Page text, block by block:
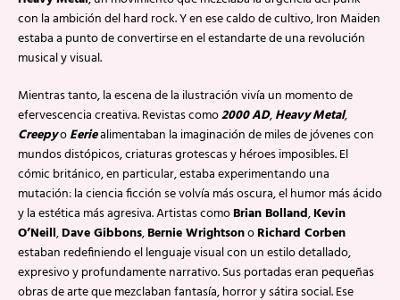
con la ambición del hard rock. Y en ese caldo de cultivo, Iron Maiden
estaba a punto de convertirse en el estandarte de una revolución
musical y visual.
Mientras tanto, la escena de la ilustración vivía un momento de
efervescencia creativa. Revistas como2000 AD,Heavy Metal,
CreepyoEeriealimentaban la imaginación de miles de jóvenes con
mundos distópicos, criaturas grotescas y héroes imposibles. El
cómic británico, en particular, estaba experimentando una
mutación: la ciencia ficción se volvía más oscura, el humor más ácido
y la estética más agresiva. Artistas comoBrian Bolland,Kevin
O’Neill,Dave Gibbons,Bernie WrightsonoRichard Corben
estaban redefiniendo el lenguaje visual con un estilo detallado,
expresivo y profundamente narrativo. Sus portadas eran pequeñas
obras de arte que mezclaban fantasía, horror y sátira social. Ese